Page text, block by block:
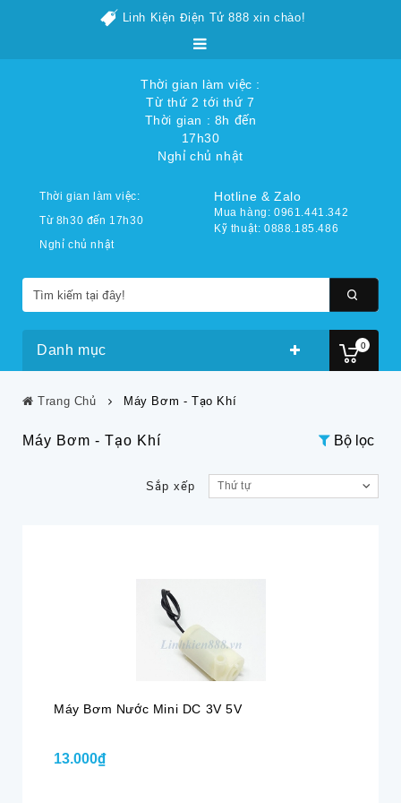
Linh Kiện Điện Tử 888 xin chào!
Thời gian làm việc :
Từ thứ 2 tới thứ 7
Thời gian : 8h đến
17h30
Nghỉ chủ nhật
0
Thời gian làm việc:
Từ 8h30 đến 17h30
Nghỉ chủ nhật
Hotline & Zalo
Mua hàng: 0961.441.342
Kỹ thuật: 0888.185.486
Danh mục
Trang Chủ Máy Bơm - Tạo Khí
Máy Bơm - Tạo Khí Bộ lọc
Sắp xếp Thứ tự
Máy Bơm Nước Mini DC 3V 5V
13.000₫